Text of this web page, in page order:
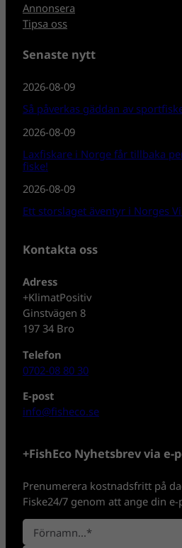
Annonsera
Tipsa oss
Senaste nytt
2026-08-09
Så påverkas gäddan av
2026-08-09
Laxfiskare i Norge får tillbaka
fiske!
2026-08-09
Ett storslaget äventyr i Norges
Kontakta oss
Adress
+KlimatPositiv
Ginstvägen 8
197 34 Bro
Telefon
0702-08 80 30
E-post
info@fisheco.se
+FishEco Nyhetsbrev via e-
Prenumerera kostnadsfritt på
Fiske24/7 genom att ange din e-
N
a